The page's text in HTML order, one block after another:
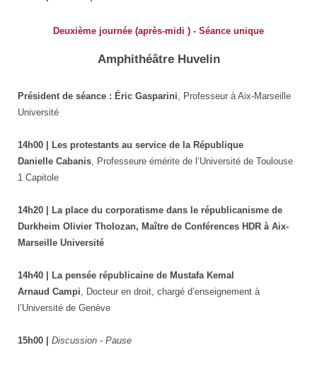
Deuxième journée (après-midi ) - Séance unique
Amphithéâtre Huvelin
Président de séance : Éric Gasparini, Professeur à Aix-Marseille
Université
14h00 | Les protestants au service de la République
Danielle Cabanis, Professeure émérite de l’Université de Toulouse
1 Capitole
14h20 | La place du corporatisme dans le républicanisme de
Durkheim Olivier Tholozan, Maître de Conférences HDR à Aix-
Marseille Université
14h40 | La pensée républicaine de Mustafa Kemal
Arnaud Campi, Docteur en droit, chargé d’enseignement à
l’Université de Genève
15h00 | Discussion - Pause